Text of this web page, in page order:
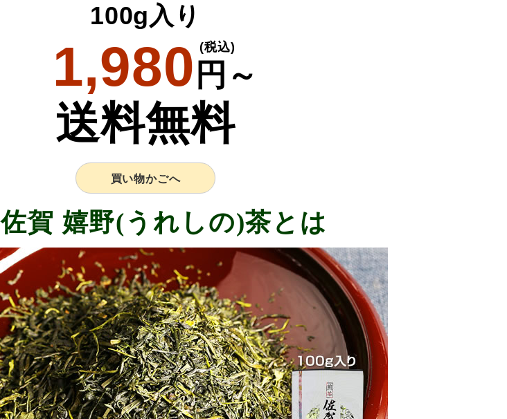
100g入り
1,980 円～
(税込)
送料無料
買い物かごへ
佐賀 嬉野(うれしの)茶とは